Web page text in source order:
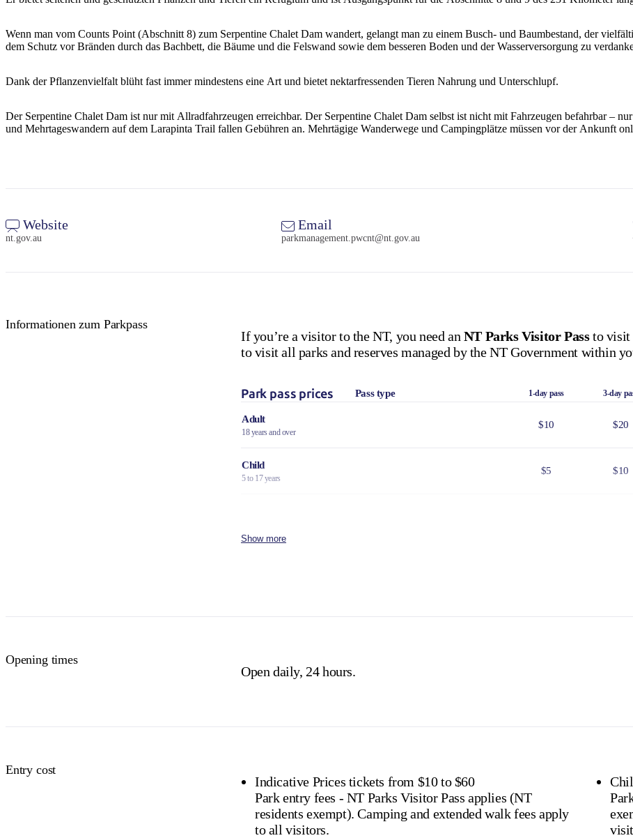
Wenn man vom Counts Point (Abschnitt 8) zum Serpentine Chalet Dam wandert, gelangt man zu einem Busch- und Baumbestand, der
dem Schutz vor Bränden durch das Bachbett, die Bäume und die Felswand sowie dem besseren Boden und der Wasserversorgung zu
Dank der Pflanzenvielfalt blüht fast immer mindestens eine Art und bietet nektarfressenden Tieren Nahrung und Unterschlupf.
Der Serpentine Chalet Dam ist nur mit Allradfahrzeugen erreichbar. Der Serpentine Chalet Dam selbst ist nicht mit Fahrzeugen befahrbar –
und Mehrtageswandern auf dem Larapinta Trail fallen Gebühren an. Mehrtägige Wanderwege und Campingplätze müssen vor der Ankunft
Website
nt.gov.au
Email
parkmanagement.pwcnt@nt.gov.au
Informationen zum Parkpass
If you’re a visitor to the NT, you need an NT Parks Visitor Passto visit
to visit all parks and reserves managed by the NT Government within
Park pass prices Pass type 1-day pass 3-day
Adult
18 years and over
$10 $20
Child
5 to 17 years
$5 $10
Show more
Opening times
Open daily, 24 hours.
Entry cost
Indicative Prices tickets from $10 to $60
Park entry fees - NT Parks Visitor Pass applies (NT
residents exempt). Camping and extended walk fees apply
to all visitors.
exempt). Camping